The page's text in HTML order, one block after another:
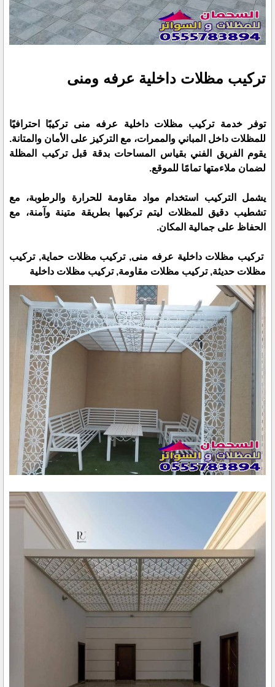
تركيب مظلات داخلية عرفه ومنى
توفر خدمة تركيب مظلات داخلية عرفه منى تركيبًا احترافيًا
للمظلات داخل المباني والممرات، مع التركيز على الأمان والمتانة.
يقوم الفريق الفني بقياس المساحات بدقة قبل تركيب المظلة
لضمان ملاءمتها تمامًا للموقع.
يشمل التركيب استخدام مواد مقاومة للحرارة والرطوبة، مع
تشطيب دقيق للمظلات ليتم تركيبها بطريقة متينة وآمنة، مع
الحفاظ على جمالية المكان.
تركيب مظلات داخلية عرفه منى, تركيب مظلات حماية, تركيب
مظلات حديثة, تركيب مظلات مقاومة, تركيب مظلات داخلية